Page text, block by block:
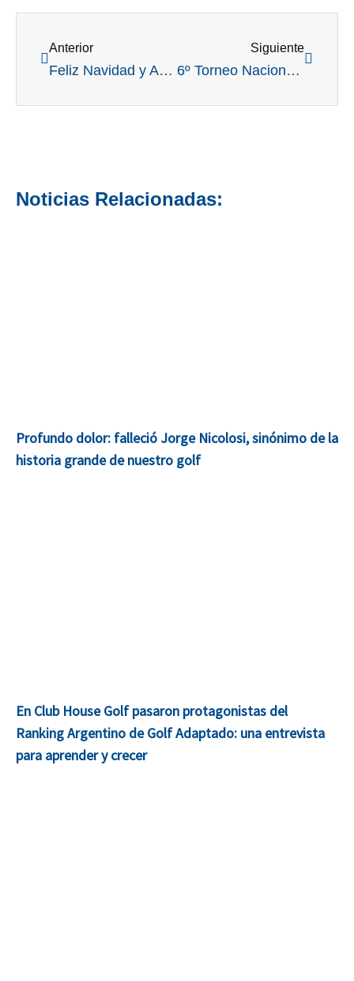
Anterior
Feliz Navidad y Año Nuevo: el deseo de corazón de la Federación para todos los golfistas
Siguiente
6º Torneo Nacional Interclubes Junior en Praderas de Lujan: otro lindo desafío para representar a tu club
Noticias Relacionadas:
Profundo dolor: falleció Jorge Nicolosi, sinónimo de la
historia grande de nuestro golf
En Club House Golf pasaron protagonistas del
Ranking Argentino de Golf Adaptado: una entrevista
para aprender y crecer